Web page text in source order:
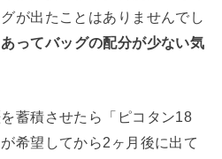
が出たことはありませんでし
ってバッグの配分が少ない気
蓄積させたら「ピコタン18
希望してから2ヶ月後に出て